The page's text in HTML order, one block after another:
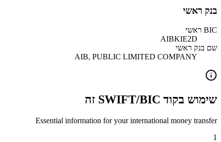
בנק ראשי
BIC ראשי
AIBKIE2D
שם בנק ראשי
AIB, PUBLIC LIMITED COMPANY
שימוש בקוד SWIFT/BIC זה
Essential information for your international money transfer
1